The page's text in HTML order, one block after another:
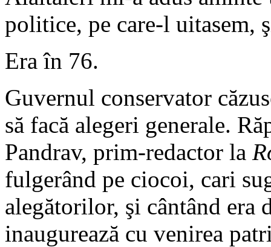
politice, pe care-l uitasem,
Era în 76.
Guvernul conservator
să facă alegeri generale.
Pandrav, prim-redactor la
fulgerând pe ciocoi, cari
alegătorilor, şi cântând era
inaugurează cu venirea